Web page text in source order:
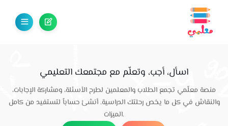
اسأل، أجب، وتعلّم مع مجتمعك التعليمي
منصة معلّمي تجمع الطلاب والمعلمين لطرح الأسئلة، ومشاركة الإجابات،
والنقاش في كل ما يخص رحلتك الدراسية. أنشئ حساباً لتستفيد من كامل
الميزات.